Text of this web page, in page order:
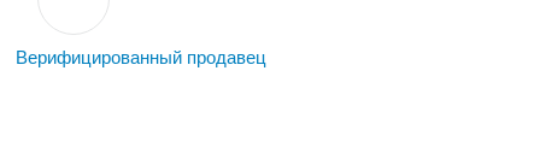
Верифицированный продавец